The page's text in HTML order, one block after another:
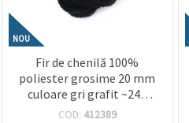
NOU
Fir de chenilă 100%
poliester grosime 20 mm
culoare gri grafit ~240
grame -25 metri
COD: 412389